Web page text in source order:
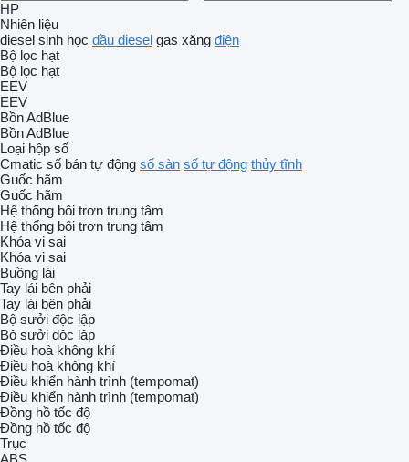
HP
Nhiên liệu
diesel sinh học dầu diesel gas xăng điện
Bộ lọc hạt
Bộ lọc hạt
EEV
EEV
Bồn AdBlue
Bồn AdBlue
Loại hộp số
Cmatic số bán tự động số sàn số tự động thủy tĩnh
Guốc hãm
Guốc hãm
Hệ thống bôi trơn trung tâm
Hệ thống bôi trơn trung tâm
Khóa vi sai
Khóa vi sai
Buồng lái
Tay lái bên phải
Tay lái bên phải
Bộ sưởi độc lập
Bộ sưởi độc lập
Điều hoà không khí
Điều hoà không khí
Điều khiển hành trình (tempomat)
Điều khiển hành trình (tempomat)
Đồng hồ tốc độ
Đồng hồ tốc độ
Trục
ABS